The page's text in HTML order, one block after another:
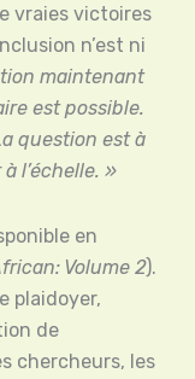
vraies victoires
n’est ni
maintenant
est possible.
question est à
l’échelle. »
en
Volume 2).
plaidoyer,
de
chercheurs, les